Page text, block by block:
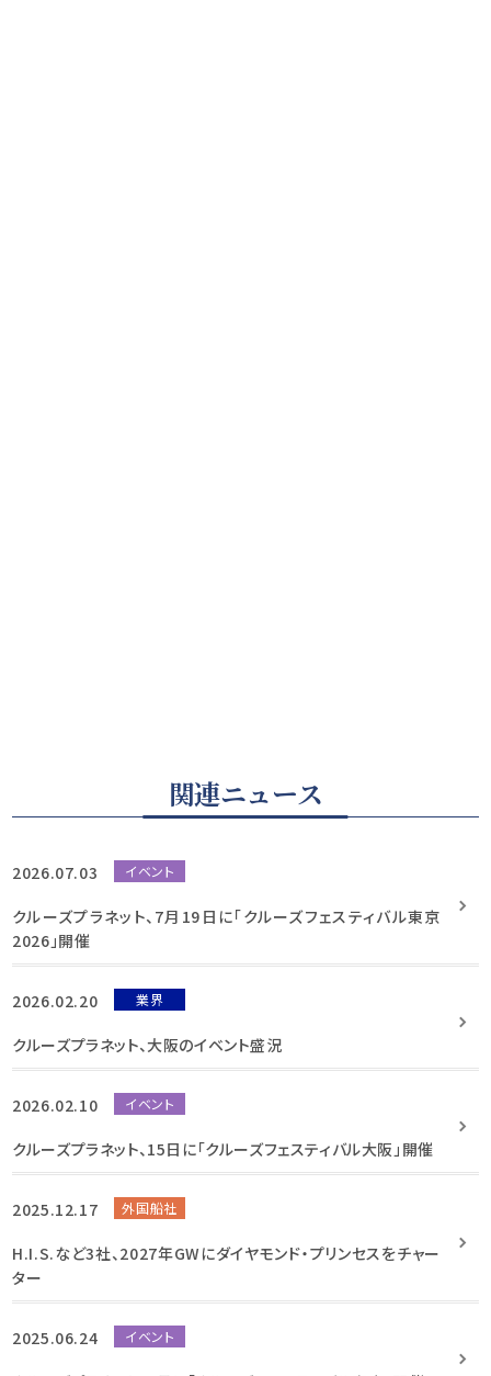
関連ニュース
2026.07.03 イベント
クルーズプラネット、7月19日に「クルーズフェスティバル東京
2026」開催
2026.02.20 業界
クルーズプラネット、大阪のイベント盛況
2026.02.10 イベント
クルーズプラネット、15日に「クルーズフェスティバル大阪」開催
2025.12.17 外国船社
H.I.S.など3社、2027年GWにダイヤモンド・プリンセスをチャー
ター
2025.06.24 イベント